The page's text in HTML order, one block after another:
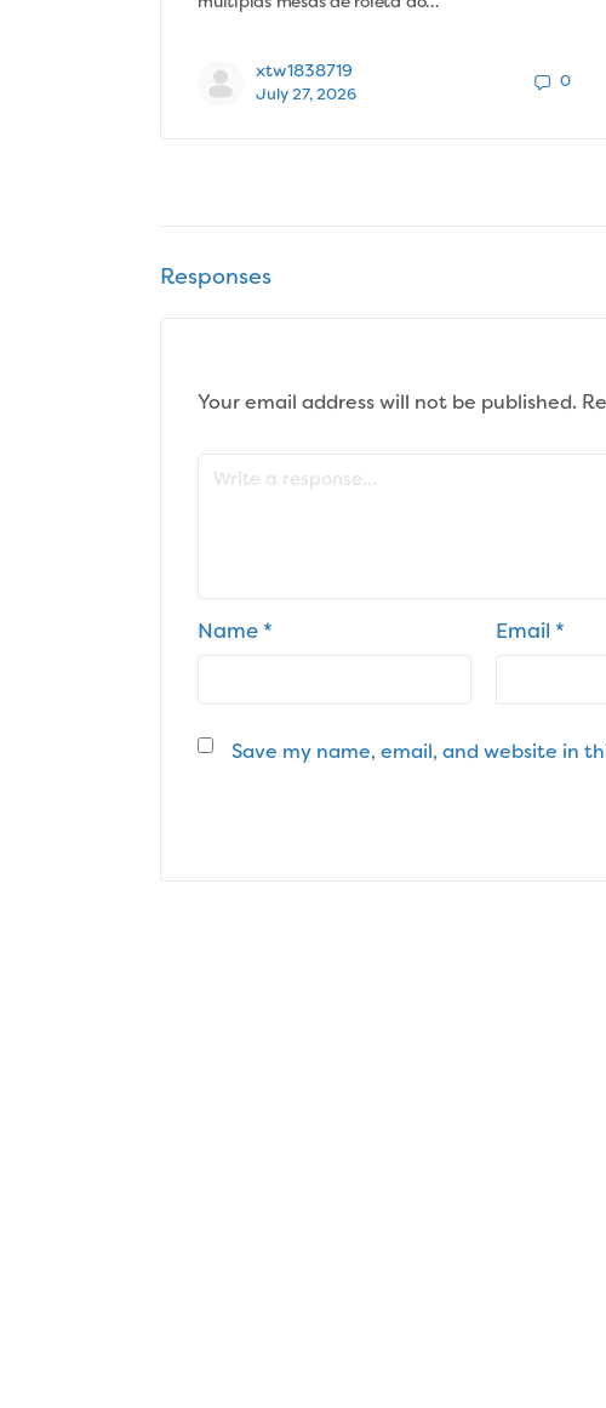
xtw1838719
July 27, 2026
0
Responses
Your email address will not be published.
Name * Email *
Save my name, email, and website in